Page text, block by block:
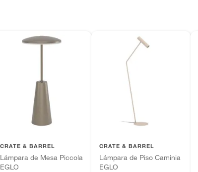
CRATE & BARREL
Lámpara de Mesa Piccola
EGLO
CRATE & BARREL
Lámpara de Piso Caminia
EGLO